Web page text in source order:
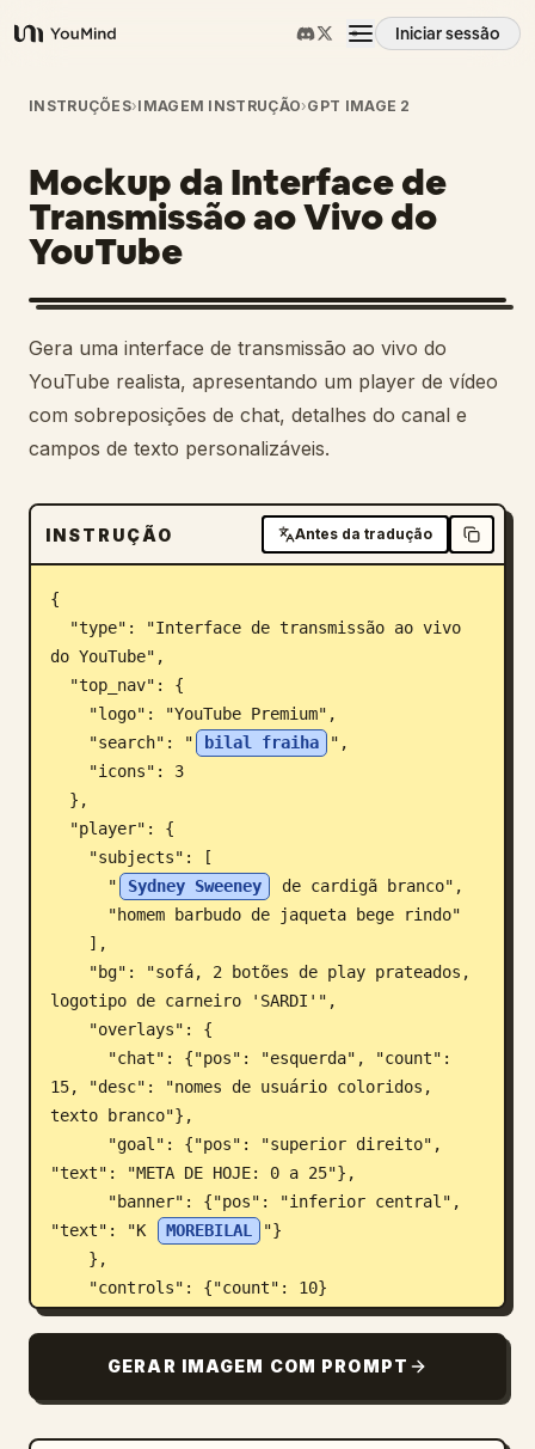
YouMind
Iniciar sessão
Visão geral
Casos de uso
Habilidades
Prompts
Preços
Blogue
Atualizações
INSTRUÇÕES›IMAGEM INSTRUÇÃO›GPT IMAGE 2
Mockup da Interface de
Transmissão ao Vivo do
YouTube
Gera uma interface de transmissão ao vivo do
YouTube realista, apresentando um player de vídeo
com sobreposições de chat, detalhes do canal e
campos de texto personalizáveis.
INSTRUÇÃO Antes da tradução
{
do YouTube",
    "search": "
bilal fraiha
",
      "
Sydney Sweeney
de cardigã branco",
logotipo de carneiro 'SARDI'",
15, "desc": "nomes de usuário coloridos,
texto branco"},
"text": "META DE HOJE: 0 a 25"},
"text": "K
MOREBILAL
"}
  },
    "title": "
FULL STREAM | سيدني سويني مع بلال ",
GERAR IMAGEM COM PROMPT